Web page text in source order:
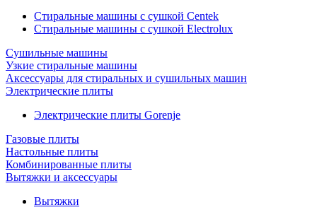
Стиральные машины с сушкой Centek
Стиральные машины с сушкой Electrolux
Сушильные машины
Узкие стиральные машины
Аксессуары для стиральных и сушильных машин
Электрические плиты
Электрические плиты Gorenje
Газовые плиты
Настольные плиты
Комбинированные плиты
Вытяжки и аксессуары
Вытяжки